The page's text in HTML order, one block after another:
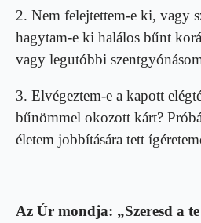
2. Nem felejtettem-e ki, vagy
hagytam-e ki halálos bűnt
vagy legutóbbi
3. Elvégeztem-e a kapott
bűnömmel okozott kárt?
életem jobbítására tett
Az Úr mondja: „Szeresd a